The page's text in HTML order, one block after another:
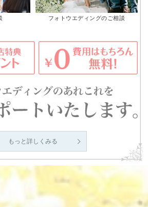
フォトウエディングのご相談
もっと詳しくみる